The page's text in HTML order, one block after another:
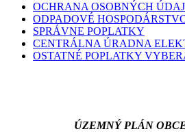
OCHRANA OSOBNÝCH
ODPADOVÉ
SPRÁVNE POPLATKY
CENTRÁLNA ÚRADNA
OSTATNÉ POPLATKY
ÚZEMNÝ PLÁN